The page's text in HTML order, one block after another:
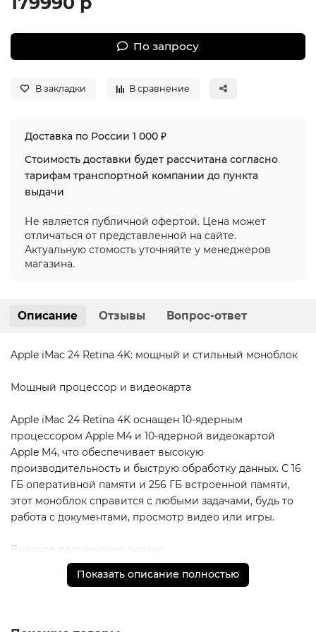
По запросу
В закладки В сравнение
Доставка по России 1 000 ₽
Стоимость доставки будет рассчитана согласно
тарифам транспортной компании до пункта
выдачи
Не является публичной офертой. Цена может
отличаться от представленной на сайте.
Актуальную стомость уточняйте у менеджеров
магазина.
Описание Отзывы Вопрос-ответ
Apple iMac 24 Retina 4K: мощный и стильный моноблок
Мощный процессор и видеокарта
Apple iMac 24 Retina 4K оснащен 10-ядерным
процессором Apple M4 и 10-ядерной видеокартой
Apple M4, что обеспечивает высокую
производительность и быструю обработку данных. С 16
ГБ оперативной памяти и 256 ГБ встроенной памяти,
этот моноблок справится с любыми задачами, будь то
работа с документами, просмотр видео или игры.
Высокое разрешение экрана
Разрешение экрана Apple iMac 24 Retina 4K составляет
Показать описание полностью